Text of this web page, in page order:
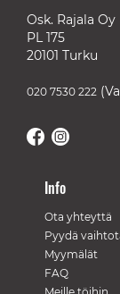
Osk. Rajala Oy
PL 175
20101 Turku
020 7530 222
Info
Ota yhteyttä
Pyydä
Myymälät
FAQ